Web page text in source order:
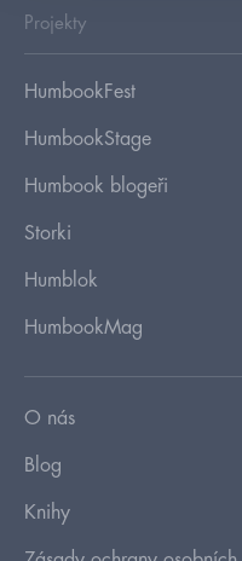
Projekty
HumbookFest
HumbookStage
Humbook blogeři
Storki
Humblok
HumbookMag
O nás
Blog
Knihy